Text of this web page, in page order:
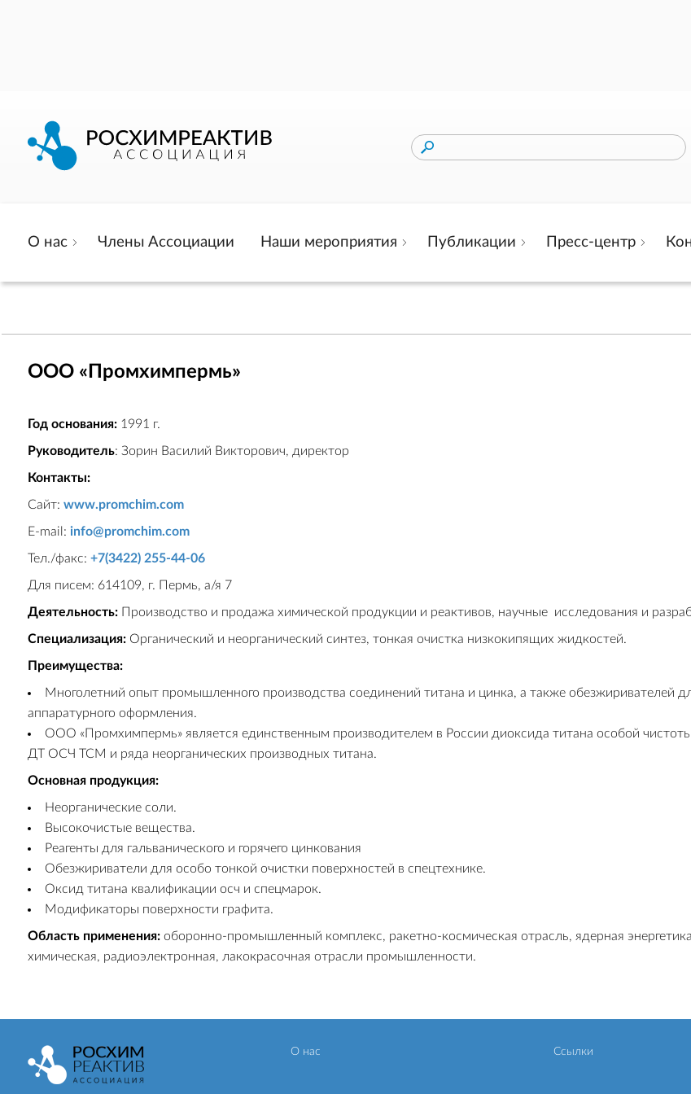
О нас Члены Ассоциации Наши мероприятия Публикации Пресс-центр
ООО «Промхимпермь»
Год основания: 1991 г.
Руководитель: Зорин Василий Викторович, директор
Контакты:
Сайт: www.promchim.com
E-mail: info@promchim.com
Тел./факс: +7(3422) 255-44-06
Для писем: 614109, г. Пермь, а/я 7
Деятельность: Производство и продажа химической продукции и реактивов, научные исследования и
Специализация: Органический и неорганический синтез, тонкая очистка низкокипящих жидкостей.
Преимущества:
Многолетний опыт промышленного производства соединений титана и цинка, а также обезжиривателей
аппаратурного оформления.
ООО «Промхимпермь» является единственным производителем в России диоксида титана особой
ДТ ОСЧ ТСМ и ряда неорганических производных титана.
Основная продукция:
Неорганические соли.
Высокочистые вещества.
Реагенты для гальванического и горячего цинкования
Обезжириватели для особо тонкой очистки поверхностей в спецтехнике.
Оксид титана квалификации осч и спецмарок.
Модификаторы поверхности графита.
Область применения: оборонно-промышленный комплекс, ракетно-космическая отрасль, ядерная
химическая, радиоэлектронная, лакокрасочная отрасли промышленности.
О нас Ссылки